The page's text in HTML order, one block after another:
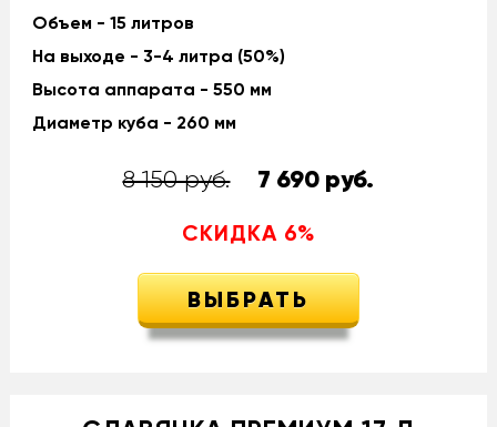
Объем - 15 литров
На выходе - 3-4 литра (50%)
Высота аппарата - 550 мм
Диаметр куба - 260 мм
8 150 руб. 7 690 руб.
СКИДКА 6%
ВЫБРАТЬ